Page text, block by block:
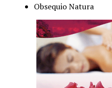
Obsequio Natura